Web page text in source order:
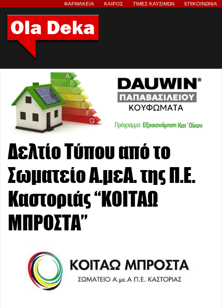
ΦΑΡΜΑΚΕΙΑ ΚΑΙΡΟΣ ΤΙΜΕΣ ΚΑΥΣΙΜΩΝ ΕΠΙΚΟΙΝΩΝΙΑ
Δελτίο Τύπου από το
Σωματείο Α.μεΑ. της Π.Ε.
Καστοριάς “ΚΟΙΤΑΩ
ΜΠΡΟΣΤΑ”